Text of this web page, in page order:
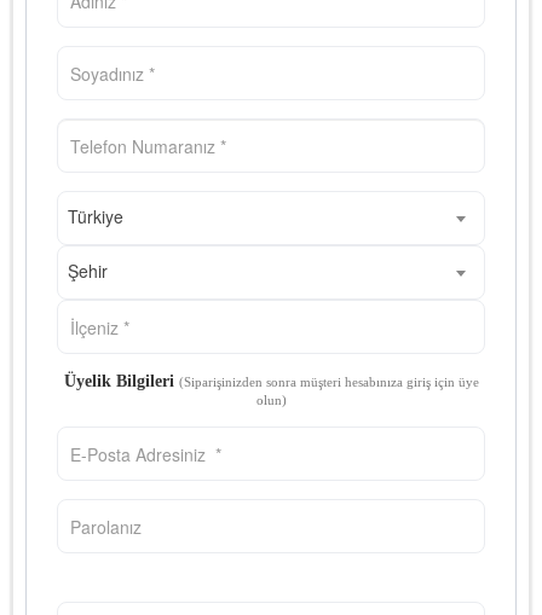
Türkiye
Şehir
Üyelik Bilgileri (Siparişinizden sonra müşteri hesabınıza giriş için üye
olun)